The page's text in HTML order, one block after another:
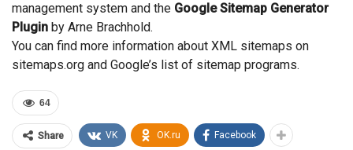
management system and the Google Sitemap Generator
Plugin by Arne Brachhold.
You can find more information about XML sitemaps on
sitemaps.org and Google’s list of sitemap programs.
64
Share VK OK.ru Facebook